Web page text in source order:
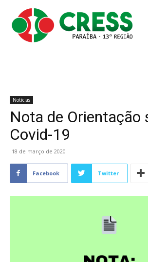
Notícias
Nota de Orientação
Covid-19
18 de março de 2020
Facebook Twitter